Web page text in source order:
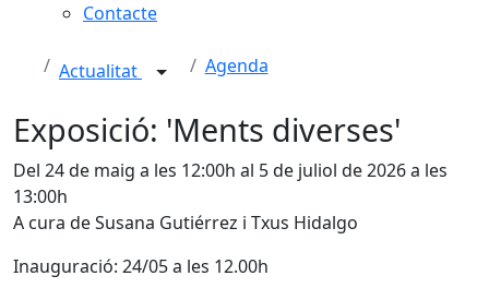
Contacte
Actualitat Agenda
Exposició: 'Ments diverses'
Del 24 de maig a les 12:00h al 5 de juliol de 2026 a les
13:00h
A cura de Susana Gutiérrez i Txus Hidalgo
Inauguració: 24/05 a les 12.00h